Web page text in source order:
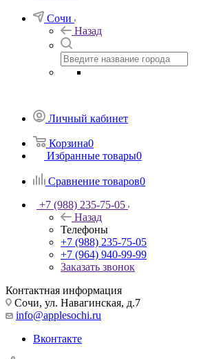
Сочи
Назад
Личный кабинет
Корзина0
Избранные товары0
Сравнение товаров0
+7 (988) 235-75-05
Назад
Телефоны
+7 (988) 235-75-05
+7 (964) 940-99-99
Заказать звонок
Контактная информация
Сочи, ул. Навагинская, д.7
info@applesochi.ru
Вконтакте